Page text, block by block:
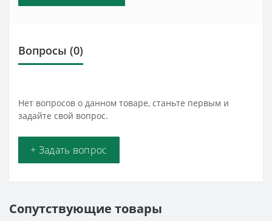
Вопросы (0)
Нет вопросов о данном товаре, станьте первым и
задайте свой вопрос.
+ Задать вопрос
Сопутствующие товары